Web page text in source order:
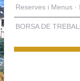
Reserves i Menus ·
BORSA DE